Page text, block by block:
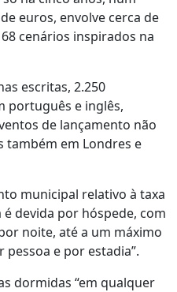
euros, envolve cerca de
cenários inspirados na
escritas, 2.250
português e inglês,
de lançamento não
também em Londres e
municipal relativo à taxa
devida por hóspede, com
noite, até a um máximo
e por estadia”.
dormidas “em qualquer